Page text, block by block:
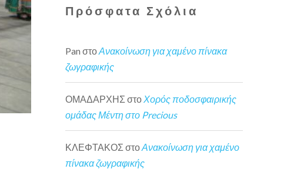
Πρόσφατα Σχόλια
Pan στοΑνακοίνωση για χαμένο πίνακα
ζωγραφικής
ΟΜΑΔΑΡΧΗΣ στο Χορός ποδοσφαιρικής
ομάδας Μέντη στο Precious
ΚΛΕΦΤΑΚΟΣ στοΑνακοίνωση για χαμένο
πίνακα ζωγραφικής